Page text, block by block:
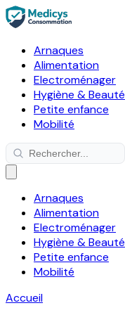
Arnaques
Alimentation
Electroménager
Hygiène & Beauté
Petite enfance
Mobilité
Arnaques
Alimentation
Electroménager
Hygiène & Beauté
Petite enfance
Mobilité
Accueil